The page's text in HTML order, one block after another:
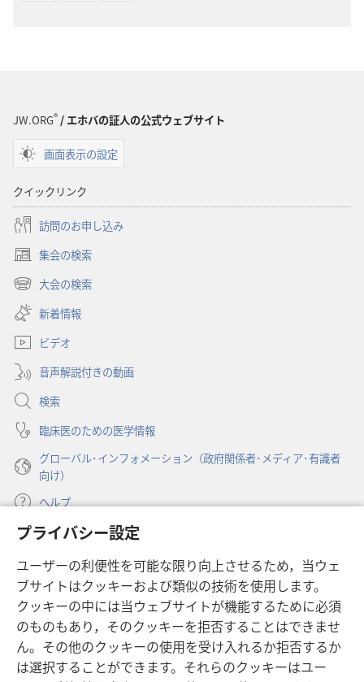
プライバシー設定
ユーザーの利便性を可能な限り向上させるため，当ウェ
ブサイトはクッキーおよび類似の技術を使用します。
クッキーの中には当ウェブサイトが機能するために必須
のものもあり，そのクッキーを拒否することはできませ
ん。その他のクッキーの使用を受け入れるか拒否するか
は選択することができます。それらのクッキーはユー
JW.ORG®/ エホバの証人の公式ウェブサイト
画面表示の設定
クイックリンク
訪問のお申し込み
集会の検索
（新
し
タ
で
開
く）
大会の検索
（新
し
い
タ
ブ
で
開
く）
新着情報
ビデオ
音声解説付きの動画
検索
臨床医のための医学情報
グローバル･インフォメーション（政府関係者･メディア･有識者
向け）
ヘルプ
寄付
し
い
タ
ブ
で
開
く）
ものみの塔 オンライン・ライブラリー
（新
し
い
タ
ブ
JW Hub ®
（新
し
い
JW Library ®